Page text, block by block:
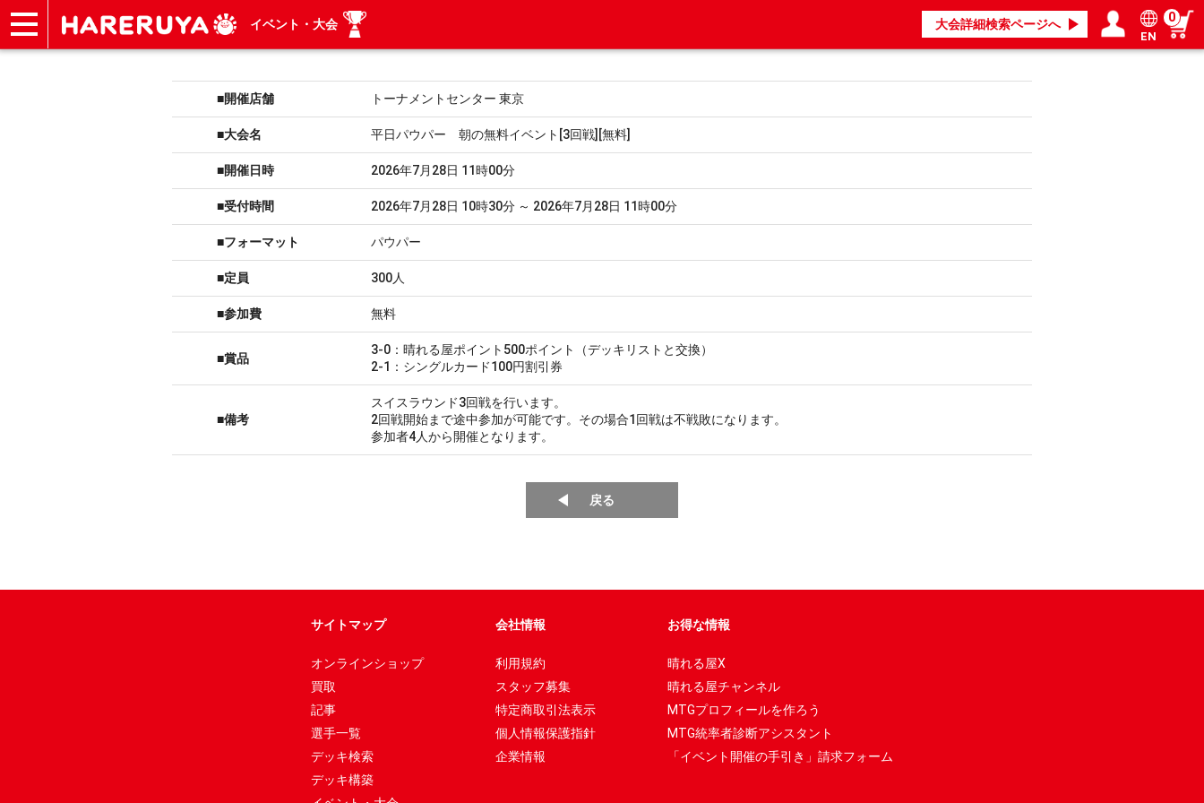
イベント・大会 大会詳細検索ページへ
EN
0
■開催店舗 トーナメントセンター 東京
■大会名 平日パウパー 朝の無料イベント[3回戦][無料]
■開催日時 2026年7月28日 11時00分
■受付時間 2026年7月28日 10時30分 ～ 2026年7月28日 11時00分
■フォーマット パウパー
■定員 300人
■参加費 無料
■賞品
3-0：晴れる屋ポイント500ポイント（デッキリストと交換）
2-1：シングルカード100円割引券
■備考
スイスラウンド3回戦を行います。
2回戦開始まで途中参加が可能です。その場合1回戦は不戦敗になります。
参加者4人から開催となります。
戻る
サイトマップ
オンラインショップ
買取
記事
選手一覧
デッキ検索
デッキ構築
会社情報
利用規約
スタッフ募集
特定商取引法表示
個人情報保護指針
企業情報
お得な情報
晴れる屋X
晴れる屋チャンネル
MTGプロフィールを作ろう
MTG統率者診断アシスタント
「イベント開催の手引き」請求フォーム